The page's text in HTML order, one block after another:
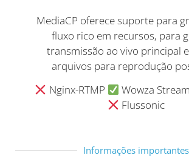
MediaCP oferece suporte para
fluxo rico em recursos, para
transmissão ao vivo principal
arquivos para reprodução
Nginx-RTMP
Wowza
Flussonic
Informações importantes